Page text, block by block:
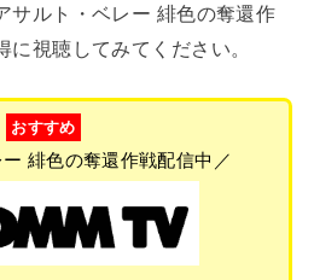
サルト・ベレー 緋色の奪還作
視聴してみてください。
おすすめ
緋色の奪還作戦配信中／